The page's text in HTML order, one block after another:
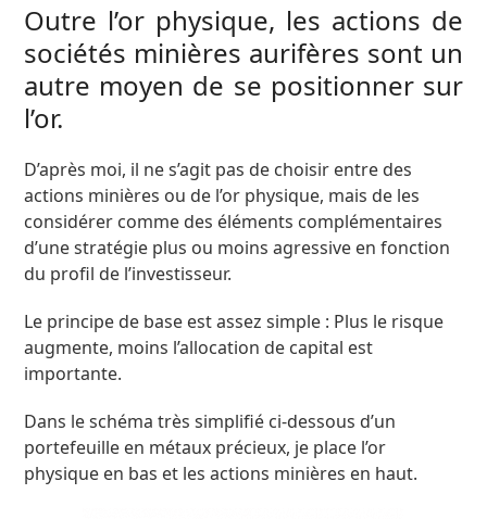
Outre l’or physique, les actions de
sociétés minières aurifères sont un
autre moyen de se positionner sur
l’or.
D’après moi, il ne s’agit pas de choisir entre des
actions minières ou de l’or physique, mais de les
considérer comme des éléments complémentaires
d’une stratégie plus ou moins agressive en fonction
du profil de l’investisseur.
Le principe de base est assez simple : Plus le risque
augmente, moins l’allocation de capital est
importante.
Dans le schéma très simplifié ci-dessous d’un
portefeuille en métaux précieux, je place l’or
physique en bas et les actions minières en haut.